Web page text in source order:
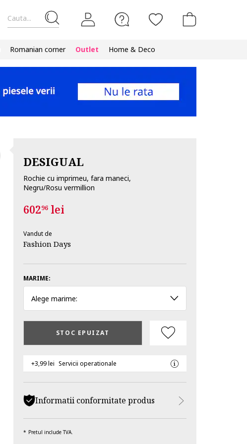
Cauta...
Romanian corner Outlet Home & Deco
DESIGUAL
Rochie cu imprimeu, fara maneci,
Negru/Rosu vermillion
60296lei
Vandut de
Fashion Days
MARIME:
Alege marime:
STOC EPUIZAT
+3,99 lei Servicii operationale
Informatii conformitate produs
Pretul include TVA.